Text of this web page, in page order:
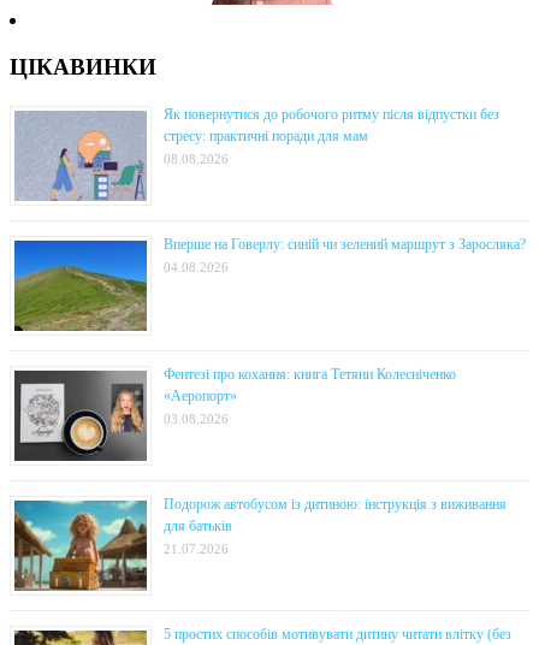
ЦІКАВИНКИ
Як повернутися до робочого ритму після відпустки без
стресу: практичні поради для мам
08.08.2026
Вперше на Говерлу: синій чи зелений маршрут з Заросляка?
04.08.2026
Фентезі про кохання: книга Тетяни Колесніченко
«Аеропорт»
03.08.2026
Подорож автобусом із дитиною: інструкція з виживання
для батьків
21.07.2026
5 простих способів мотивувати дитину читати влітку (без